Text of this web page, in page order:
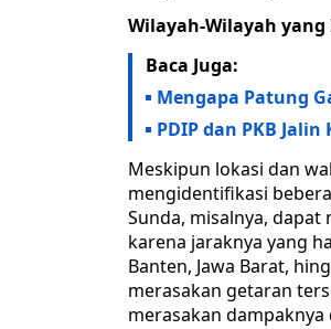
Wilayah-Wilayah
Baca Juga:
Mengapa Patung
PDIP dan PKB
Meskipun lokasi dan
mengidentifikasi
Sunda, misalnya,
karena jaraknya yang
Banten, Jawa Barat,
merasakan getaran
merasakan